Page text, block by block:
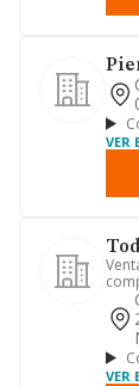
VER
VER